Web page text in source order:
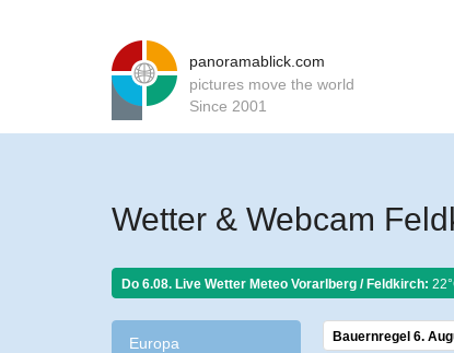
panoramablick.com
pictures move the world
Since 2001
Wetter & Webcam
Do 6.08. Live Wetter Meteo Vorarlberg / Feldkirch:
Europa Bauernregel 6.